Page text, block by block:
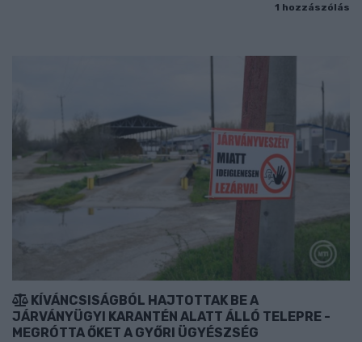
1 hozzászólás
KÍVÁNCSISÁGBÓL HAJTOTTAK BE A
JÁRVÁNYÜGYI KARANTÉN ALATT ÁLLÓ TELEPRE -
MEGRÓTTA ŐKET A GYŐRI ÜGYÉSZSÉG